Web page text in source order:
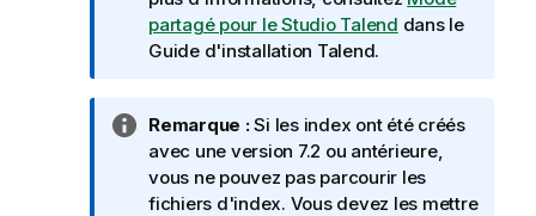
n
f
m
a
t
i
partagé pour le Studio Talend dans le
Guide d'installation Talend.
N
o
t
e
Remarque :Si les index ont été créés
avec une version 7.2 ou antérieure,
vous ne pouvez pas parcourir les
fichiers d'index. Vous devez les mettre